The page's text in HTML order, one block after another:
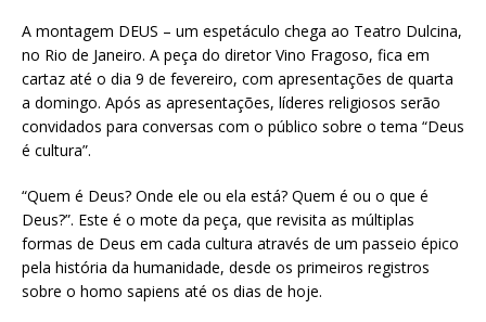
A montagem DEUS – um espetáculo chega ao Teatro Dulcina,
no Rio de Janeiro. A peça do diretor Vino Fragoso, fica em
cartaz até o dia 9 de fevereiro, com apresentações de quarta
a domingo. Após as apresentações, líderes religiosos serão
convidados para conversas com o público sobre o tema “Deus
é cultura”.
“Quem é Deus? Onde ele ou ela está? Quem é ou o que é
Deus?”. Este é o mote da peça, que revisita as múltiplas
formas de Deus em cada cultura através de um passeio épico
pela história da humanidade, desde os primeiros registros
sobre o homo sapiens até os dias de hoje.